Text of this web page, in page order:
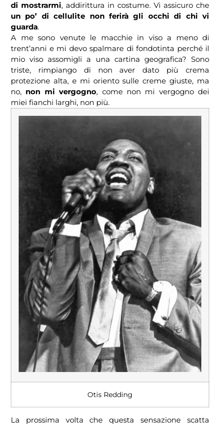
di mostrarmi, addirittura in costume. Vi assicuro che
un po’ di cellulite non ferirà gli occhi di chi vi
guarda.
A me sono venute le macchie in viso a meno di
trent’anni e mi devo spalmare di fondotinta perché il
mio viso assomigli a una cartina geografica? Sono
triste, rimpiango di non aver dato più crema
protezione alta, e mi oriento sulle creme giuste, ma
no, non mi vergogno, come non mi vergogno dei
miei fianchi larghi, non più.
Otis Redding
La prossima volta che questa sensazione scatta